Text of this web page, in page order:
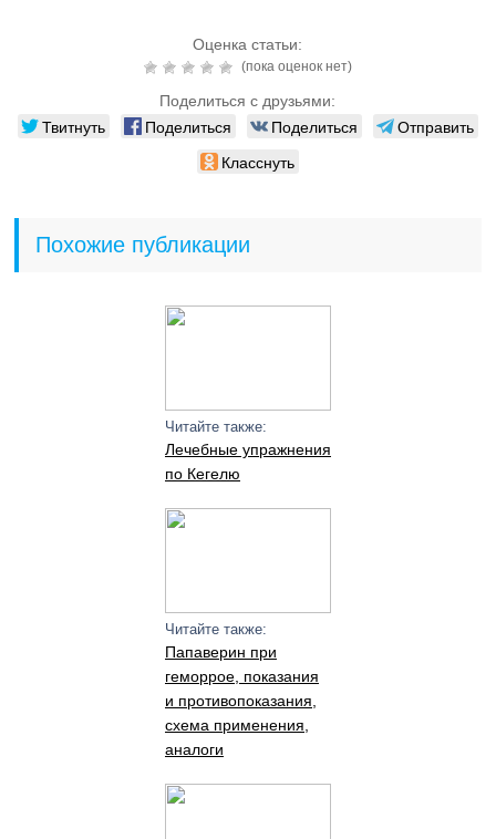
Оценка статьи:
(пока оценок нет)
Поделиться с друзьями:
Твитнуть Поделиться Поделиться
Отправить
Класснуть
Похожие публикации
Читайте также:
Лечебные упражнения
по Кегелю
Читайте также:
Папаверин при
геморрое, показания
и противопоказания,
схема применения,
аналоги